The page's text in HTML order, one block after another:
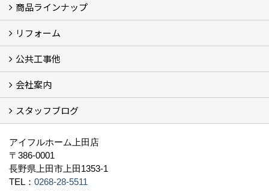
フォトギャラリー
モデルハウス (7)
現場レポート
完工事例
お客様の声
商品ラインナップ
商品ラインアップ一覧
FAVO（フェイボ）【自由設計】
Lodina（ロディナ）【規格住宅】
全館空調システム
リフォーム
コンセプト (2)
選ばれる理由
施工実例（フォトギャラリー）
公共工事他
建築工事 実績
土木工事 実績
一般建築(別荘)
公共工事部スタッフ紹介
会社案内
社長挨拶
会社概要
採用情報
アクセス
スタッフ紹介
スタッフブログ
資格取得一覧
プライバシーポリシー
地域貢献 (3)
スタッフブログ
アイフルホーム上田店
〒386-0001
長野県上田市上田1353-1
TEL： 0268-28-5511